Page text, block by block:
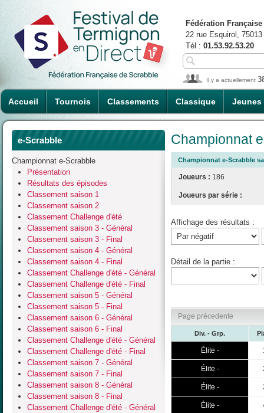
Accueil Tournois Classements Classique Jeunes
Fédération
22 rue Esquirol,
Tél : 01.53.92.53.20
Il y a actuellement
e-Scrabble
Championnat e-Scrabble
Présentation
Résultats des épisodes
Classement saison 1
Classement saison 2
Classement Challenge d'été
Classement saison 3 - Général
Classement saison 3 - Final
Classement saison 4 - Général
Classement saison 4 - Final
Classement Challenge d'été - Général
Classement Challenge d'été - Final
Classement saison 5 - Général
Classement saison 5 - Final
Classement saison 6 - Général
Classement saison 6 - Final
Classement Challenge d'été - Général
Classement Challenge d'été - Final
Classement saison 7 - Général
Classement saison 7 - Final
Classement saison 8 - Général
Classement saison 8 - Final
Classement Challenge d'été - Général
Championnat
Championnat e-Scrabble
Joueurs : 186
Joueurs par série :
Affichage des résultats :
Détail de la partie :
Page précedente
Div. - Grp.
Élite -
Élite -
Élite -
Élite -